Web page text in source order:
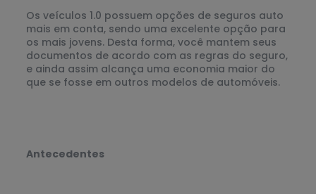
Os veículos 1.0 possuem opções de seguros auto
mais em conta, sendo uma excelente opção para
os mais jovens. Desta forma, você mantem seus
documentos de acordo com as regras do seguro,
e ainda assim alcança uma economia maior do
que se fosse em outros modelos de automóveis.
Antecedentes